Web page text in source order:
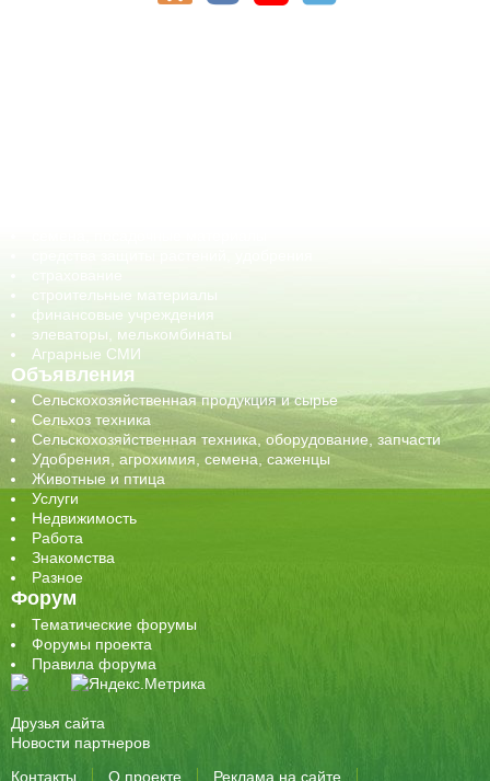
строительные материалы
финансовые учреждения
элеваторы, мелькомбинаты
Аграрные СМИ
Объявления
Сельскохозяйственная продукция и сырье
Сельхоз техника
Сельскохозяйственная техника, оборудование, запчасти
Удобрения, агрохимия, семена, саженцы
Животные и птица
Услуги
Недвижимость
Работа
Знакомства
Разное
Форум
Тематические форумы
Форумы проекта
Правила форума
Друзья сайта
Новости партнеров
Контакты
О проекте Реклама на сайте